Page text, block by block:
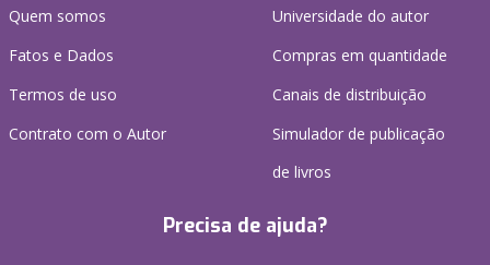
Quem somos
Fatos e Dados
Termos de uso
Contrato com o Autor
Universidade do autor
Compras em quantidade
Canais de distribuição
Simulador de publicação
de livros
Precisa de ajuda?